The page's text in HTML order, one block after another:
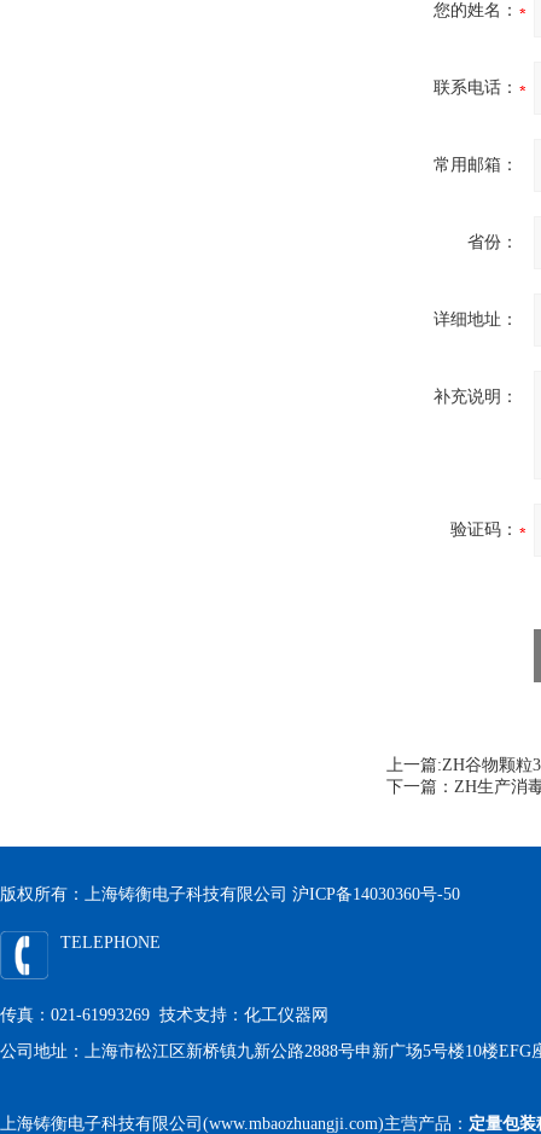
您的姓名：
联系电话：
常用邮箱：
省份：
详细地址：
补充说明：
验证码：
上一篇:ZH谷物颗粒
下一篇： ZH生产消
版权所有：上海铸衡电子科技有限公司 沪ICP备14030360号-50
TELEPHONE
传真：021-61993269 技术支持： 化工仪器网
公司地址：上海市松江区新桥镇九新公路2888号申新广场5号楼10楼EFG
上海铸衡电子科技有限公司(www.mbaozhuangji.com)主营产品： 定量包装